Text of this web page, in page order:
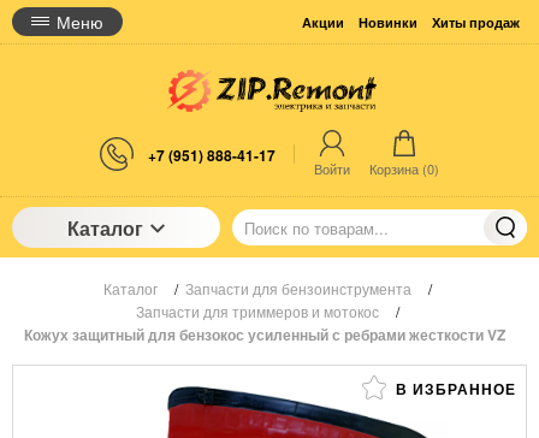
Меню Акции Новинки Хиты продаж
+7 (951) 888-41-17
Войти Корзина (0)
Каталог
Каталог / Запчасти для бензоинструмента
/
Запчасти для триммеров и мотокос
/
Кожух защитный для бензокос усиленный с ребрами жесткости VZ
В ИЗБРАННОЕ